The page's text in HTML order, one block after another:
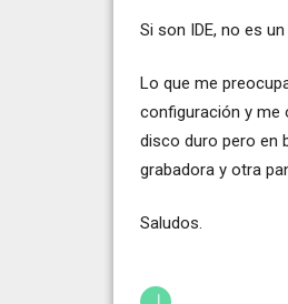
Si son IDE, no es
Lo que me
configuración y me
disco duro pero en
grabadora y otra
Saludos.